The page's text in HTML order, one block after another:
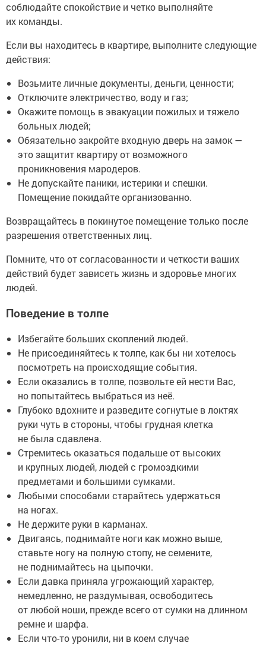
соблюдайте спокойствие и четко выполняйте
их команды.
Если вы находитесь в квартире, выполните следующие
действия:
Возьмите личные документы, деньги, ценности;
Отключите электричество, воду и газ;
Окажите помощь в эвакуации пожилых и тяжело
больных людей;
Обязательно закройте входную дверь на замок —
это защитит квартиру от возможного
проникновения мародеров.
Не допускайте паники, истерики и спешки.
Помещение покидайте организованно.
Возвращайтесь в покинутое помещение только после
разрешения ответственных лиц.
Помните, что от согласованности и четкости ваших
действий будет зависеть жизнь и здоровье многих
людей.
Поведение в толпе
Избегайте больших скоплений людей.
Не присоединяйтесь к толпе, как бы ни хотелось
посмотреть на происходящие события.
Если оказались в толпе, позвольте ей нести Вас,
но попытайтесь выбраться из неё.
Глубоко вдохните и разведите согнутые в локтях
руки чуть в стороны, чтобы грудная клетка
не была сдавлена.
Стремитесь оказаться подальше от высоких
и крупных людей, людей с громоздкими
предметами и большими сумками.
Любыми способами старайтесь удержаться
на ногах.
Не держите руки в карманах.
Двигаясь, поднимайте ноги как можно выше,
ставьте ногу на полную стопу, не семените,
не поднимайтесь на цыпочки.
Если давка приняла угрожающий характер,
немедленно, не раздумывая, освободитесь
от любой ноши, прежде всего от сумки на длинном
ремне и шарфа.
Если что-то уронили, ни в коем случае